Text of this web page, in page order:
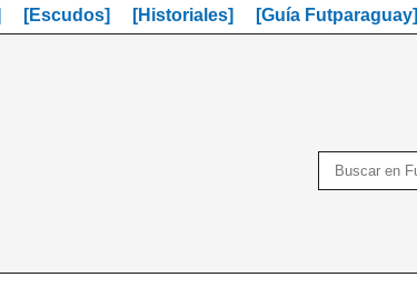
[Escudos] [Historiales] [Guía Futparaguay]